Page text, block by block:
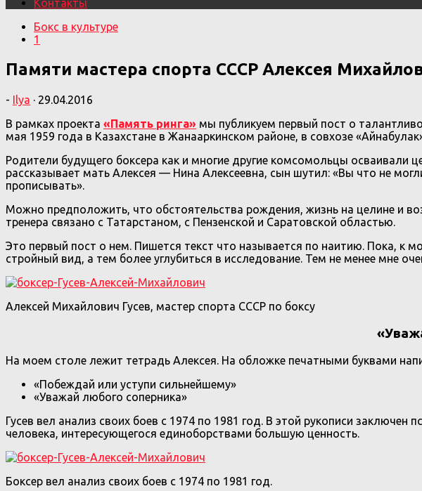
Контакты
Бокс в культуре
1
Памяти мастера спорта СССР Алексея
- Ilya · 29.04.2016
В рамках проекта «Память ринга» мы публикуем первый пост о
мая 1959 года в Казахстане в Жанааркинском районе, в совхозе
Родители будущего боксера как и многие другие комсомольцы осваивали
рассказывает мать Алексея — Нина Алексеевна, сын шутил: «Вы что не
прописывать».
Можно предположить, что обстоятельства рождения, жизнь на целине и
тренера связано с Татарстаном, с Пензенской и Саратовской областью.
Это первый пост о нем. Пишется текст что называется по наитию. Пока, к
стройный вид, а тем более углубиться в исследование. Тем не менее мне
Алексей Михайлович Гусев, мастер спорта СССР по боксу
На моем столе лежит тетрадь Алексея. На обложке печатными буквами
«Побеждай или уступи сильнейшему»
«Уважай любого соперника»
Гусев вел анализ своих боев с 1974 по 1981 год. В этой рукописи
человека, интересующегося единоборствами большую ценность.
Боксер вел анализ своих боев с 1974 по 1981 год.